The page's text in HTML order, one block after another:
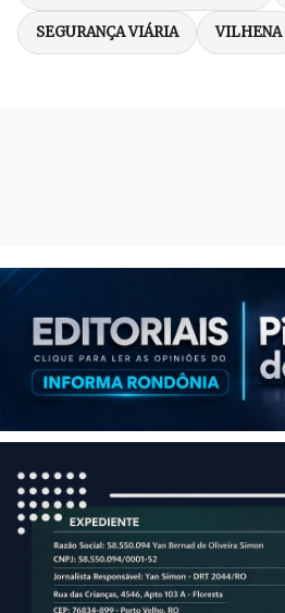
SEGURANÇA VIÁRIA VILHENA